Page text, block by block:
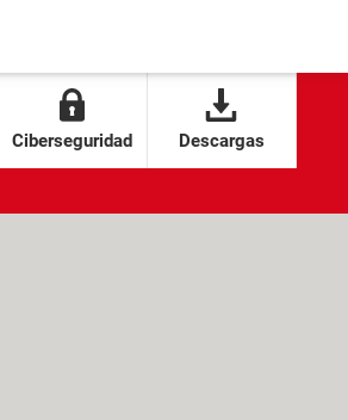
Ciberseguridad Descargas